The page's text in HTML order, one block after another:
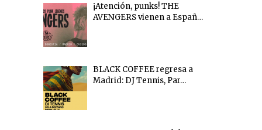
¡Atención, punks! THE
AVENGERS vienen a Españ…
BLACK COFFEE regresa a
Madrid: DJ Tennis, Par…